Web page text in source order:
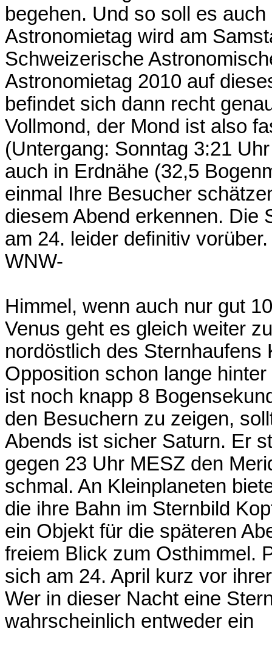
begehen. Und so soll es
Astronomietag wird am
Schweizerische
Astronomietag 2010 auf
befindet sich dann recht
Vollmond, der Mond ist also
(Untergang: Sonntag 3:21
auch in Erdnähe (32,5
einmal Ihre Besucher
diesem Abend erkennen. Die
am 24. leider definitiv
WNW-
Himmel, wenn auch nur gut
Venus geht es gleich weiter
nordöstlich des Sternhaufens
Opposition schon lange
ist noch knapp 8
den Besuchern zu zeigen,
Abends ist sicher Saturn. Er
gegen 23 Uhr MESZ den
schmal. An Kleinplaneten
die ihre Bahn im Sternbild
ein Objekt für die späteren
freiem Blick zum Osthimmel.
sich am 24. April kurz vor
Wer in dieser Nacht eine
wahrscheinlich entweder ein